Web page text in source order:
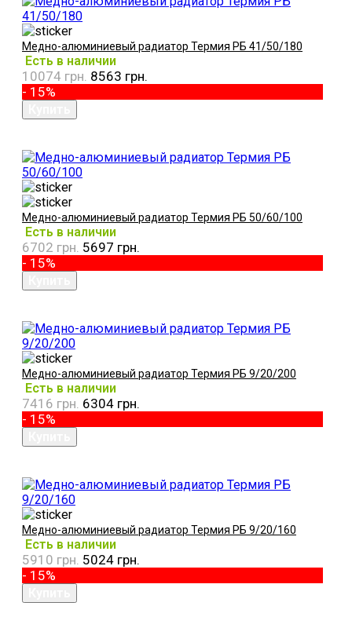
Медно-алюминиевый радиатор Термия РБ 41/50/180
Есть в наличии
10074 грн. 8563 грн.
- 15%
Медно-алюминиевый радиатор Термия РБ 50/60/100
Есть в наличии
6702 грн. 5697 грн.
- 15%
Медно-алюминиевый радиатор Термия РБ 9/20/200
Есть в наличии
7416 грн. 6304 грн.
- 15%
Медно-алюминиевый радиатор Термия РБ 9/20/160
Есть в наличии
5910 грн. 5024 грн.
- 15%